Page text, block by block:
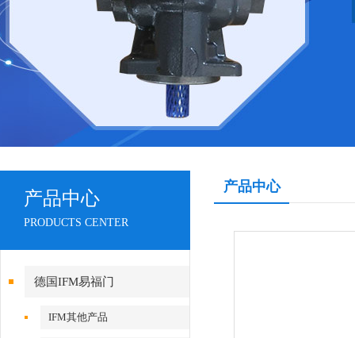
产品中心
PRODUCTS CENTER
德国IFM易福门
IFM其他产品
产品中心